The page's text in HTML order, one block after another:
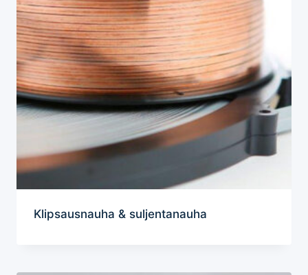
Klipsausnauha & suljentanauha